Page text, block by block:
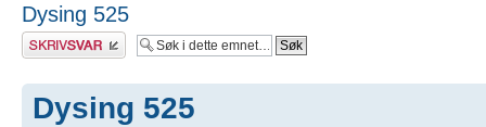
Dysing 525
Skriv et svar
Dysing 525